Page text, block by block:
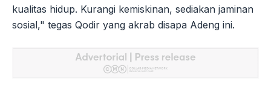
kualitas hidup. Kurangi kemiskinan, sediakan jaminan
sosial," tegas Qodir yang akrab disapa Adeng ini.